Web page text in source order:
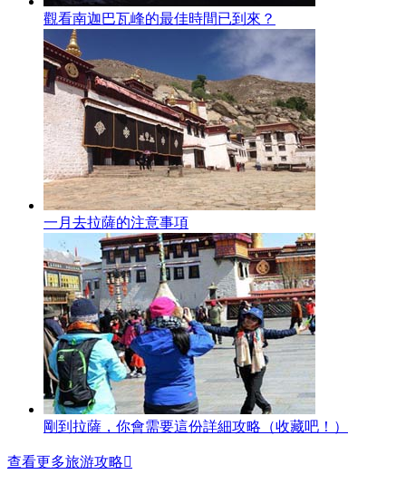
觀看南迦巴瓦峰的最佳時間已到來？
一月去拉薩的注意事項
剛到拉薩，你會需要這份詳細攻略（收藏吧！）
查看更多旅游攻略